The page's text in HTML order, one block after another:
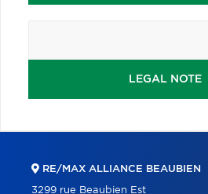
LEGAL NOTE
RE/MAX ALLIANCE BEAUBIEN
3299 rue Beaubien Est